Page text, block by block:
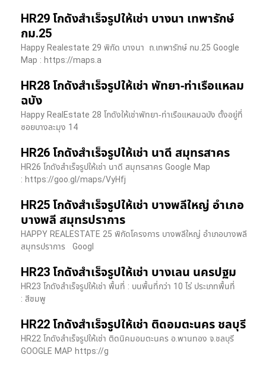
HR29 โกดังสำเร็จรูปให้เช่า บางนา เทพารักษ์
กม.25
Happy Realestate 29 พิกัด บางนา​ ถ.เทพารักษ์ กม.25 Google
Map : ​https://maps.a
HR28 โกดังสำเร็จรูปให้เช่า พัทยา-ท่าเรือแหลม
ฉบัง
Happy RealEstate 28 โกดังให้เช่าพัทยา-ท่าเรือแหลมฉบัง ตั้งอยู่ที่
ซอยบางละมุง 14
HR26 โกดังสำเร็จรูปให้เช่า นาดี สมุทรสาคร
HR26 โกดังสำเร็จรูปให้เช่า นาดี สมุทรสาคร Google Map
: https://goo.gl/maps/VyHfj
HR25 โกดังสำเร็จรูปให้เช่า บางพลีใหญ่ อำเภอ
บางพลี สมุทรปราการ
HAPPY REALESTATE 25 พิกัดโครงการ บางพลีใหญ่ อำเภอบางพลี
สมุทรปราการ Googl
HR23 โกดังสำเร็จรูปให้เช่า บางเลน นครปฐม
HR23 โกดังสำเร็จรูปให้เช่า พื้นที่ : บนพื้นที่กว่า 10 ไร่ ประเภทพื้นที่
: สีชมพู
HR22 โกดังสำเร็จรูปให้เช่า ติดอมตะนคร ชลบุรี
HR22 โกดังสำเร็จรูปให้เช่า ติดนิคมอมตะนคร อ.พานทอง จ.ชลบุรี
GOOGLE MAP https://g